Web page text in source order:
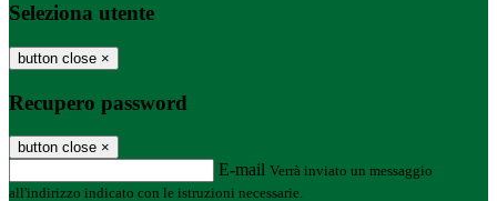
Seleziona utente
button close ×
Recupero password
button close ×
E-mail Verrà inviato un messaggio
all'indirizzo indicato con le istruzioni necessarie.